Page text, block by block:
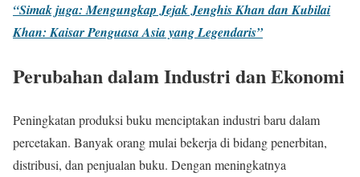
“Simak juga: Mengungkap Jejak Jenghis Khan dan Kubilai
Khan: Kaisar Penguasa Asia yang Legendaris”
Perubahan dalam Industri dan Ekonomi
Peningkatan produksi buku menciptakan industri baru dalam
percetakan. Banyak orang mulai bekerja di bidang penerbitan,
distribusi, dan penjualan buku. Dengan meningkatnya